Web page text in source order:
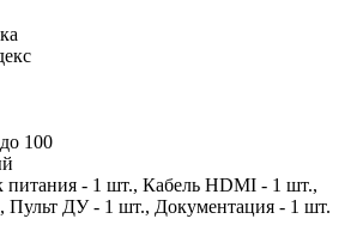
100
питания - 1 шт., Кабель HDMI - 1 шт.,
Пульт ДУ - 1 шт., Документация - 1 шт.